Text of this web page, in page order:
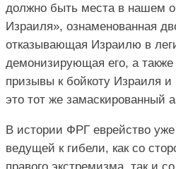
должно быть места в нашем
Израиля», ознаменованная
отказывающая Израилю в
демонизирующая его, а
призывы к бойкоту Израиля и
это тот же замаскированный
В истории ФРГ еврейство уже
ведущей к гибели, как со